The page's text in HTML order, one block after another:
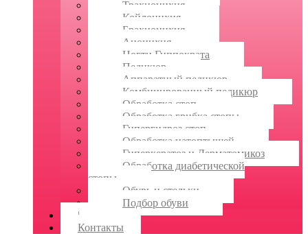
Трахионихия
Койлонихия
Брахионихия
Анонихия
Ногти Гиппократа
Педикюр
Аппаратный педикюр
Комбинированный педикюр
Обработка стоп
Обработка грибка стопы
Гипергидроз стоп
Обработка натоптышей
Гиперкератоз и Дерматомикоз
Обработка диабетической
стопы
Обувь и стельки
Подбор обуви
|
Контакты